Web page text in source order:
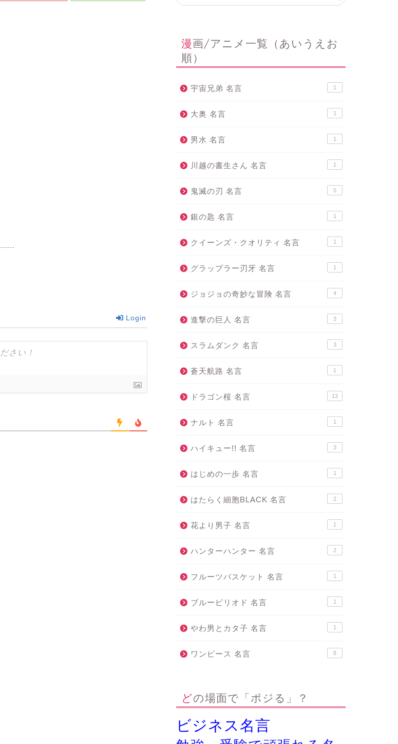
Login
漫画/アニメ一覧（あいうえお
順）
宇宙兄弟 名言 1
大奥 名言 1
男水 名言 1
川越の書生さん 名言 1
鬼滅の刃 名言 5
銀の匙 名言 1
クイーンズ・クオリティ 名言 1
グラップラー刃牙 名言 1
ジョジョの奇妙な冒険 名言 4
進撃の巨人 名言 3
スラムダンク 名言 3
蒼天航路 名言 1
ドラゴン桜 名言 13
ナルト 名言 1
ハイキュー!! 名言 3
はじめの一歩 名言 1
はたらく細胞BLACK 名言 2
花より男子 名言 1
ハンターハンター 名言 2
フルーツバスケット 名言 1
ブルーピリオド 名言 1
やわ男とカタ子 名言 1
ワンピース 名言 8
どの場面で「ポジる」？
ビジネス名言